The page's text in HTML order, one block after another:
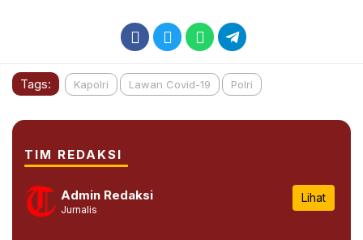
Tags: Kapolri Lawan Covid-19 Polri
TIM REDAKSI
Admin Redaksi
Jurnalis
Lihat